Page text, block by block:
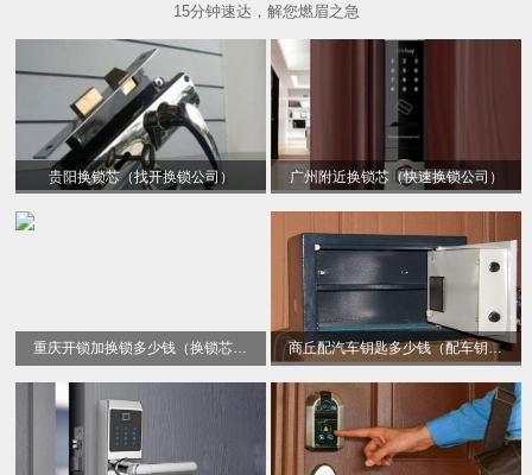
15分钟速达，解您燃眉之急
贵阳换锁芯（找开换锁公司） 广州附近换锁芯（快速换锁公司）
商丘配汽车钥匙多少钱（配车钥匙）